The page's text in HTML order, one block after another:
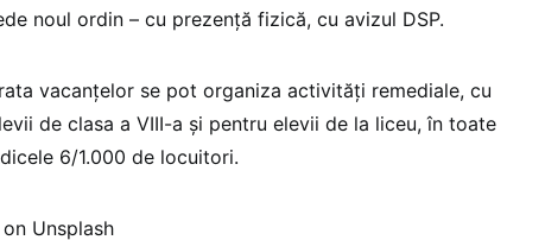
noul ordin – cu prezență fizică, cu avizul DSP.
vacanțelor se pot organiza activități remediale, cu
de clasa a VIII-a și pentru elevii de la liceu, în toate
6/1.000 de locuitori.
Unsplash